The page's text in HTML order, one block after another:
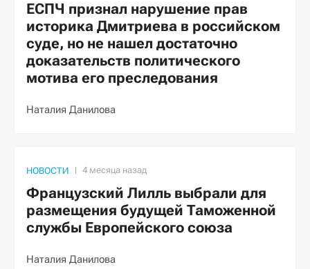
ЕСПЧ признал нарушение прав
историка Дмитриева в российском
суде, но не нашел достаточно
доказательств политического
мотива его преследования
Наталия Данилова
НОВОСТИ
Французский Лилль выбрали для
размещения будущей Таможенной
службы Европейского союза
Наталия Данилова